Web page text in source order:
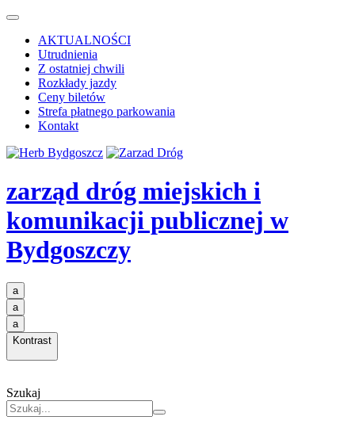
AKTUALNOŚCI
Utrudnienia
Z ostatniej chwili
Rozkłady jazdy
Ceny biletów
Strefa płatnego parkowania
Kontakt
zarząd dróg miejskich i
komunikacji publicznej w
Bydgoszczy
a
a
a
Kontrast
Szukaj